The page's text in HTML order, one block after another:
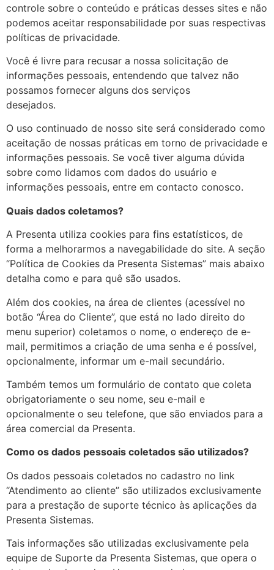
controle sobre o conteúdo e práticas desses sites e não
podemos aceitar responsabilidade por suas respectivas
políticas de privacidade.
Você é livre para recusar a nossa solicitação de
informações pessoais, entendendo que talvez não
possamos fornecer alguns dos serviços
desejados.
O uso continuado de nosso site será considerado como
aceitação de nossas práticas em torno de privacidade e
informações pessoais. Se você tiver alguma dúvida
sobre como lidamos com dados do usuário e
informações pessoais, entre em contacto conosco.
Quais dados coletamos?
A Presenta utiliza cookies para fins estatísticos, de
forma a melhorarmos a navegabilidade do site. A seção
“Política de Cookies da Presenta Sistemas” mais abaixo
detalha como e para quê são usados.
Além dos cookies, na área de clientes (acessível no
botão “Área do Cliente”, que está no lado direito do
menu superior) coletamos o nome, o endereço de e-
mail, permitimos a criação de uma senha e é possível,
opcionalmente, informar um e-mail secundário.
Também temos um formulário de contato que coleta
obrigatoriamente o seu nome, seu e-mail e
opcionalmente o seu telefone, que são enviados para a
área comercial da Presenta.
Como os dados pessoais coletados são utilizados?
Os dados pessoais coletados no cadastro no link
“Atendimento ao cliente” são utilizados exclusivamente
para a prestação de suporte técnico às aplicações da
Presenta Sistemas.
Tais informações são utilizadas exclusivamente pela
equipe de Suporte da Presenta Sistemas, que opera o